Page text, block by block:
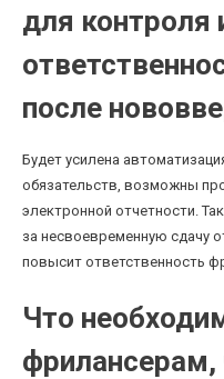
для
после
Будет усилена
обязательств, возможны
электронной отчетности.
за несвоевременную сдачу
повысит ответственность
Что